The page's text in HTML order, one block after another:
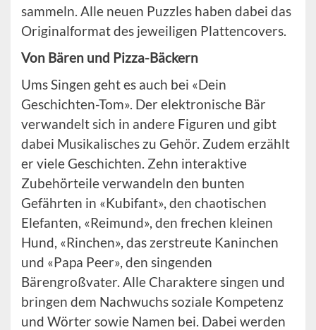
sammeln. Alle neuen Puzzles haben dabei das
Originalformat des jeweiligen Plattencovers.
Von Bären und Pizza-Bäckern
Ums Singen geht es auch bei «Dein
Geschichten-Tom». Der elektronische Bär
verwandelt sich in andere Figuren und gibt
dabei Musikalisches zu Gehör. Zudem erzählt
er viele Geschichten. Zehn interaktive
Zubehörteile verwandeln den bunten
Gefährten in «Kubifant», den chaotischen
Elefanten, «Reimund», den frechen kleinen
Hund, «Rinchen», das zerstreute Kaninchen
und «Papa Peer», den singenden
Bärengroßvater. Alle Charaktere singen und
bringen dem Nachwuchs soziale Kompetenz
und Wörter sowie Namen bei. Dabei werden